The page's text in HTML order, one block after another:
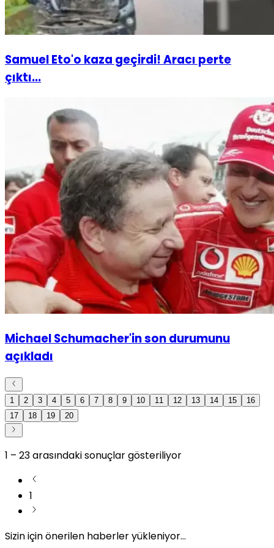
Samuel Eto'o kaza geçirdi! Aracı perte
çıktı...
Michael Schumacher'in son durumunu
açıkladı
1 2 3 4 5 6 7 8 9 10 11 12 13 14 15
16
17
18 19 20
1 – 23arasındaki sonuçlar gösteriliyor
1
Sizin için önerilen haberler yükleniyor...